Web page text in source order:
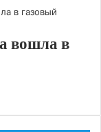
вошла в